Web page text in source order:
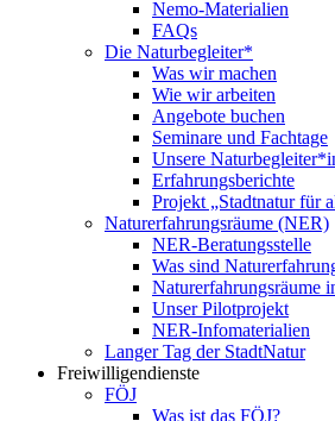
Nemo-Materialien
FAQs
Die Naturbegleiter*
Was wir machen
Wie wir arbeiten
Angebote buchen
Seminare und Fachtage
Unsere
Erfahrungsberichte
Projekt „Stadtnatur für
Naturerfahrungsräume (NER)
NER-Beratungsstelle
Was sind
Naturerfahrungsräume
Unser Pilotprojekt
NER-Infomaterialien
Langer Tag der StadtNatur
Freiwilligendienste
FÖJ
Was ist das FÖJ?